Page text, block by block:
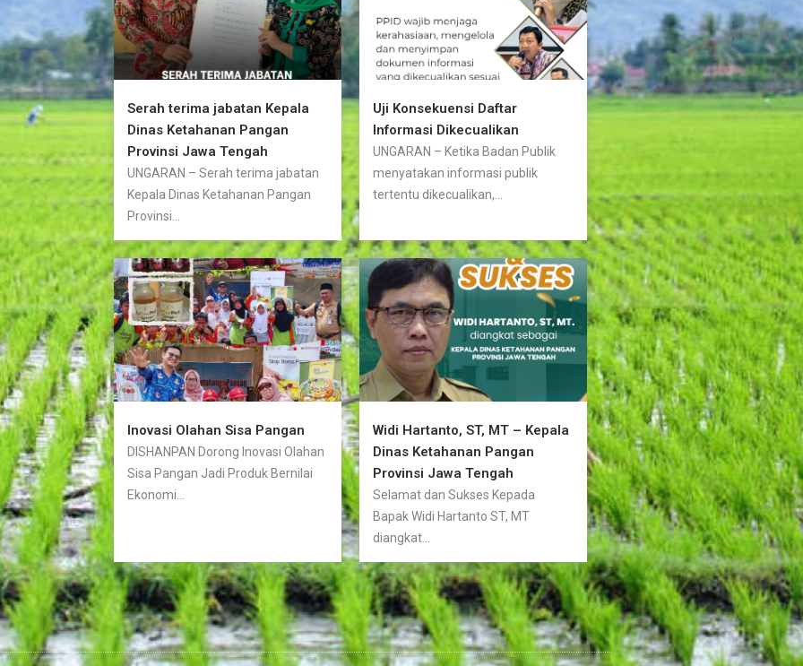
Serah terima jabatan Kepala
Dinas Ketahanan Pangan
Provinsi Jawa Tengah
UNGARAN – Serah terima jabatan
Kepala Dinas Ketahanan Pangan
Provinsi...
Uji Konsekuensi Daftar
Informasi Dikecualikan
UNGARAN – Ketika Badan Publik
menyatakan informasi publik
tertentu dikecualikan,...
Inovasi Olahan Sisa Pangan
DISHANPAN Dorong Inovasi Olahan
Sisa Pangan Jadi Produk Bernilai
Ekonomi...
Widi Hartanto, ST, MT – Kepala
Dinas Ketahanan Pangan
Provinsi Jawa Tengah
Selamat dan Sukses Kepada
Bapak Widi Hartanto ST, MT
diangkat...